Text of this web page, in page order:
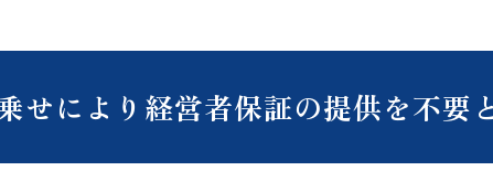
せにより経営者保証の提供を不要